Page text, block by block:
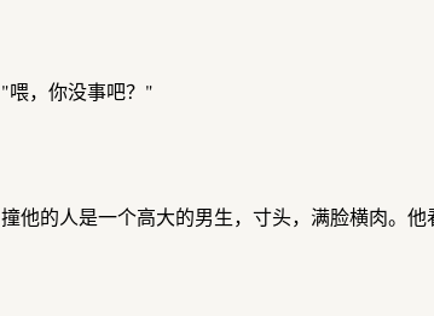
"喂，你没事吧？"
撞他的人是一个高大的男生，寸头，满脸横肉。